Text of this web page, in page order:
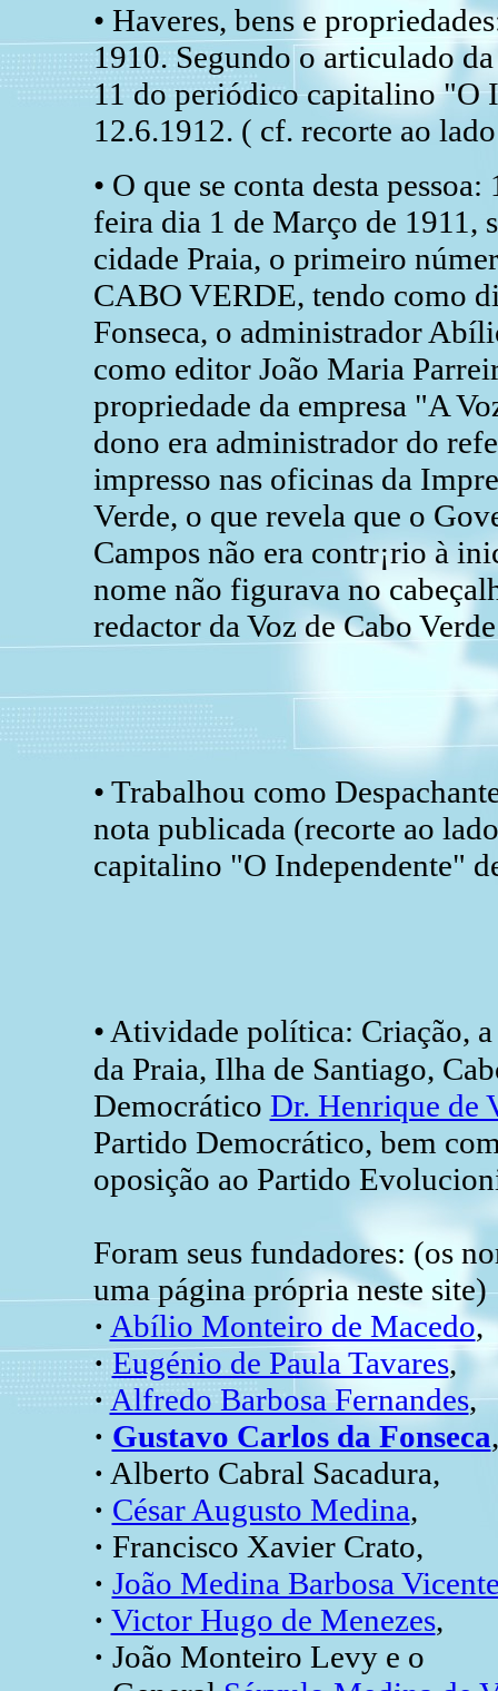
• Haveres, bens e
1910. Segundo o articulado
11 do periódico capitalino "O
12.6.1912. ( cf. recorte ao
• O que se conta desta
feira dia 1 de Março de 1911,
cidade Praia, o primeiro
CABO VERDE, tendo como
Fonseca, o administrador
como editor João Maria
propriedade da empresa "A
dono era administrador do
impresso nas oficinas da
Verde, o que revela que o
Campos não era contr¡rio à
nome não figurava no
redactor da Voz de Cabo
• Trabalhou como
nota publicada (recorte ao
capitalino "O Independente"
• Atividade política: Criação,
da Praia, Ilha de Santiago,
Democrático Dr. Henrique de
Partido Democrático, bem
oposição ao Partido
Foram seus fundadores: (os
uma página própria neste site)
· Abílio Monteiro de Macedo,
· Eugénio de Paula Tavares,
· Alfredo Barbosa Fernandes,
· Gustavo Carlos da Fonseca,
· Alberto Cabral Sacadura,
· César Augusto Medina,
· Francisco Xavier Crato,
· João Medina Barbosa
· Victor Hugo de Menezes,
· João Monteiro Levy e o